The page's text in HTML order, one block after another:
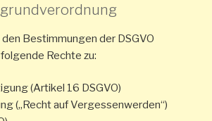
Bestimmungen der DSGVO
Rechte zu:
(Artikel 16 DSGVO)
(„Recht auf Vergessenwerden“)